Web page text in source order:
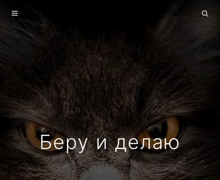
Беру и делаю
Главная
Архив